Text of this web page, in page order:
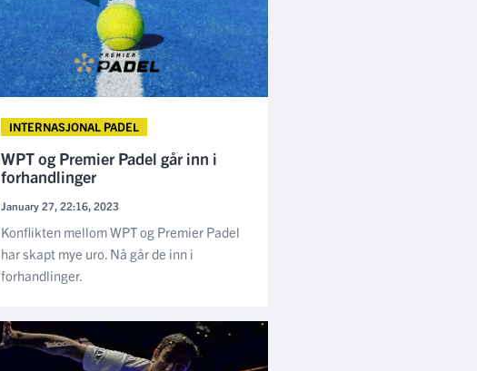
INTERNASJONAL PADEL
WPT og Premier Padel går inn i
forhandlinger
January 27, 22:16, 2023
Konflikten mellom WPT og Premier Padel
har skapt mye uro. Nå går de inn i
forhandlinger.